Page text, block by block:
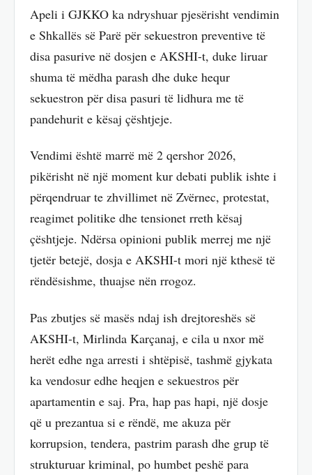
Apeli i GJKKO ka ndryshuar pjesërisht vendimin
e Shkallës së Parë për sekuestron preventive të
disa pasurive në dosjen e AKSHI-t, duke liruar
shuma të mëdha parash dhe duke hequr
sekuestron për disa pasuri të lidhura me të
pandehurit e kësaj çështjeje.
Vendimi është marrë më 2 qershor 2026,
pikërisht në një moment kur debati publik ishte i
përqendruar te zhvillimet në Zvërnec, protestat,
reagimet politike dhe tensionet rreth kësaj
çështjeje. Ndërsa opinioni publik merrej me një
tjetër betejë, dosja e AKSHI-t mori një kthesë të
rëndësishme, thuajse nën rrogoz.
Pas zbutjes së masës ndaj ish drejtoreshës së
AKSHI-t, Mirlinda Karçanaj, e cila u nxor më
herët edhe nga arresti i shtëpisë, tashmë gjykata
ka vendosur edhe heqjen e sekuestros për
apartamentin e saj. Pra, hap pas hapi, një dosje
që u prezantua si e rëndë, me akuza për
korrupsion, tendera, pastrim parash dhe grup të
strukturuar kriminal, po humbet peshë para